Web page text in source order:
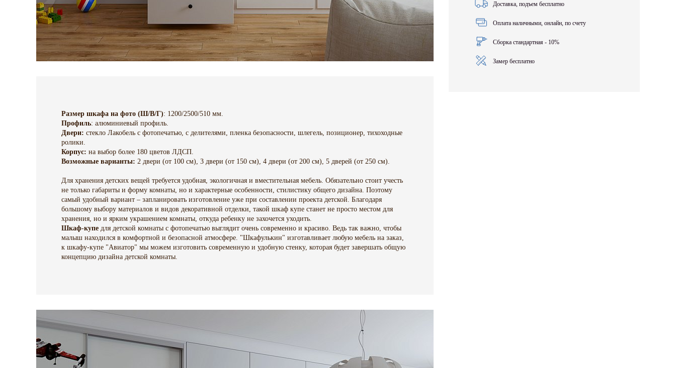
Размер шкафа на фото (Ш/В/Г): 1200/2500/510 мм.
Профиль: алюминиевый профиль.
Двери: стекло Лакобель с фотопечатью, с делителями, пленка безопасности, шлегель, позиционер, тихоходные
ролики.
Корпус: на выбор более 180 цветов ЛДСП.
Возможные варианты: 2 двери (от 100 см), 3 двери (от 150 см), 4 двери (от 200 см), 5 дверей (от 250 см).
Для хранения детских вещей требуется удобная, экологичная и вместительная мебель. Обязательно стоит учесть
не только габариты и форму комнаты, но и характерные особенности, стилистику общего дизайна. Поэтому
самый удобный вариант – запланировать изготовление уже при составлении проекта детской. Благодаря
большому выбору материалов и видов декоративной отделки, такой шкаф купе станет не просто местом для
хранения, но и ярким украшением комнаты, откуда ребенку не захочется уходить.
Шкаф-купе для детской комнаты с фотопечатью выглядит очень современно и красиво. Ведь так важно, чтобы
малыш находился в комфортной и безопасной атмосфере. "Шкафулькин" изготавливает любую мебель на заказ,
к шкафу-купе "Авиатор" мы можем изготовить современную и удобную стенку, которая будет завершать общую
концепцию дизайна детской комнаты.
Доставка, подъем бесплатно
Оплата наличными, онлайн, по счету
Сборка стандартная - 10%
Замер бесплатно